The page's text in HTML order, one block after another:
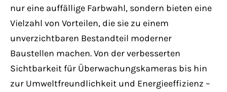
nur eine auffällige Farbwahl, sondern bieten eine
Vielzahl von Vorteilen, die sie zu einem
unverzichtbaren Bestandteil moderner
Baustellen machen. Von der verbesserten
Sichtbarkeit für Überwachungskameras bis hin
zur Umweltfreundlichkeit und Energieeffizienz –